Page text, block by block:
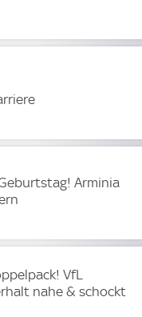
Arminia
VfL
nahe & schockt